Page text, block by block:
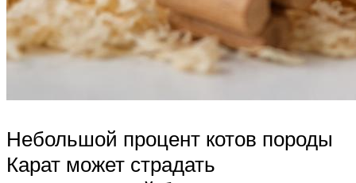
Небольшой процент котов породы
Карат может страдать